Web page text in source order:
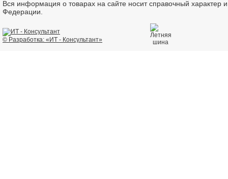
Вся информация о товарах на сайте носит справочный характер
Федерации.
© Разработка: «ИТ - Консультант»